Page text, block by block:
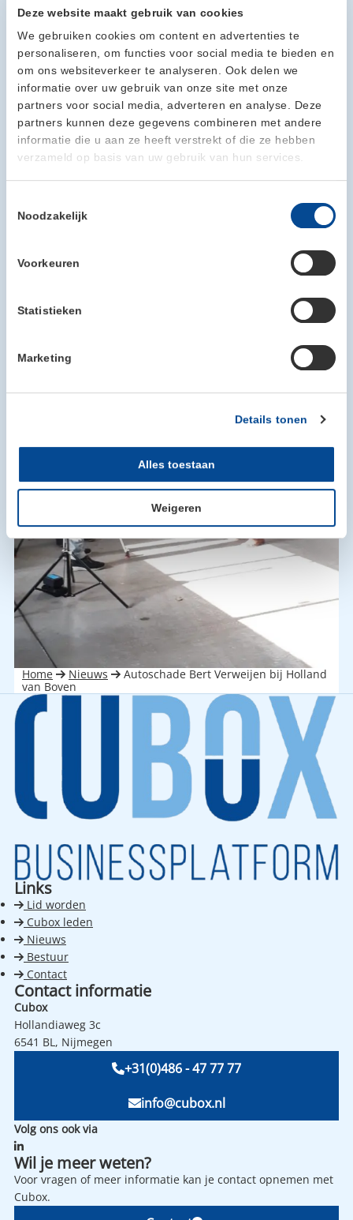
Deze website maakt gebruik van cookies
We gebruiken cookies om content en advertenties te
personaliseren, om functies voor social media te bieden en
om ons websiteverkeer te analyseren. Ook delen we
informatie over uw gebruik van onze site met onze
partners voor social media, adverteren en analyse. Deze
partners kunnen deze gegevens combineren met andere
informatie die u aan ze heeft verstrekt of die ze hebben
verzameld op basis van uw gebruik van hun services.
Noodzakelijk
Voorkeuren
Statistieken
Marketing
Details tonen
Alles toestaan
Weigeren
Home Nieuws
Autoschade Bert Verweijen bij Holland
van Boven
Links
Lid worden
Cubox leden
Nieuws
Bestuur
Contact
Contact informatie
Cubox
Hollandiaweg 3c
6541 BL, Nijmegen
+31(0)486 - 47 77 77
info@cubox.nl
Volg ons ook via
Wil je meer weten?
Voor vragen of meer informatie kan je contact opnemen met
Cubox.